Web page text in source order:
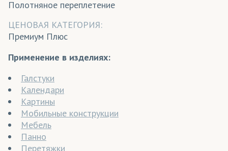
Полотняное переплетение
ЦЕНОВАЯ КАТЕГОРИЯ:
Премиум Плюс
Применение в изделиях:
Галстуки
Календари
Картины
Мобильные конструкции
Мебель
Панно
Перетяжки